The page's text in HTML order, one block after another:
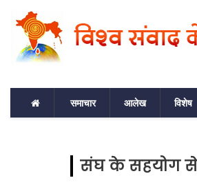
समाचार आलेख विशेष
संघ के सहयोग से